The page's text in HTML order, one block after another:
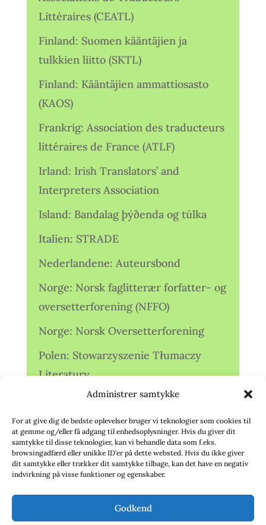
Administrer samtykke
For at give dig de bedste oplevelser bruger vi teknologier som cookies til
at gemme og/eller få adgang til enhedsoplysninger. Hvis du giver dit
samtykke til disse teknologier, kan vi behandle data som f.eks.
browsingadfærd eller unikke ID'er på dette websted. Hvis du ikke giver
dit samtykke eller trækker dit samtykke tilbage, kan det have en negativ
indvirkning på visse funktioner og egenskaber.
Godkend
Littéraires (CEATL)
Finland: Suomen kääntäjien ja
tulkkien liitto (SKTL)
Finland: Kääntäjien ammattiosasto
(KAOS)
Frankrig: Association des traducteurs
littéraires de France (ATLF)
Irland: Irish Translators’ and
Interpreters Association
Island: Bandalag þýðenda og túlka
Italien: STRADE
Nederlandene: Auteursbond
Norge: Norsk faglitterær forfatter- og
oversetterforening (NFFO)
Norge: Norsk Oversetterforening
Polen: Stowarzyszenie Tłumaczy
Literatury
Storbritannien: Translators
Association (TA)
Sverige: Översättarsektionen (Ö.)
Sverige: Översättarcentrum (ÖC)
deutschsprachiger Übersetzer (VdÜ)